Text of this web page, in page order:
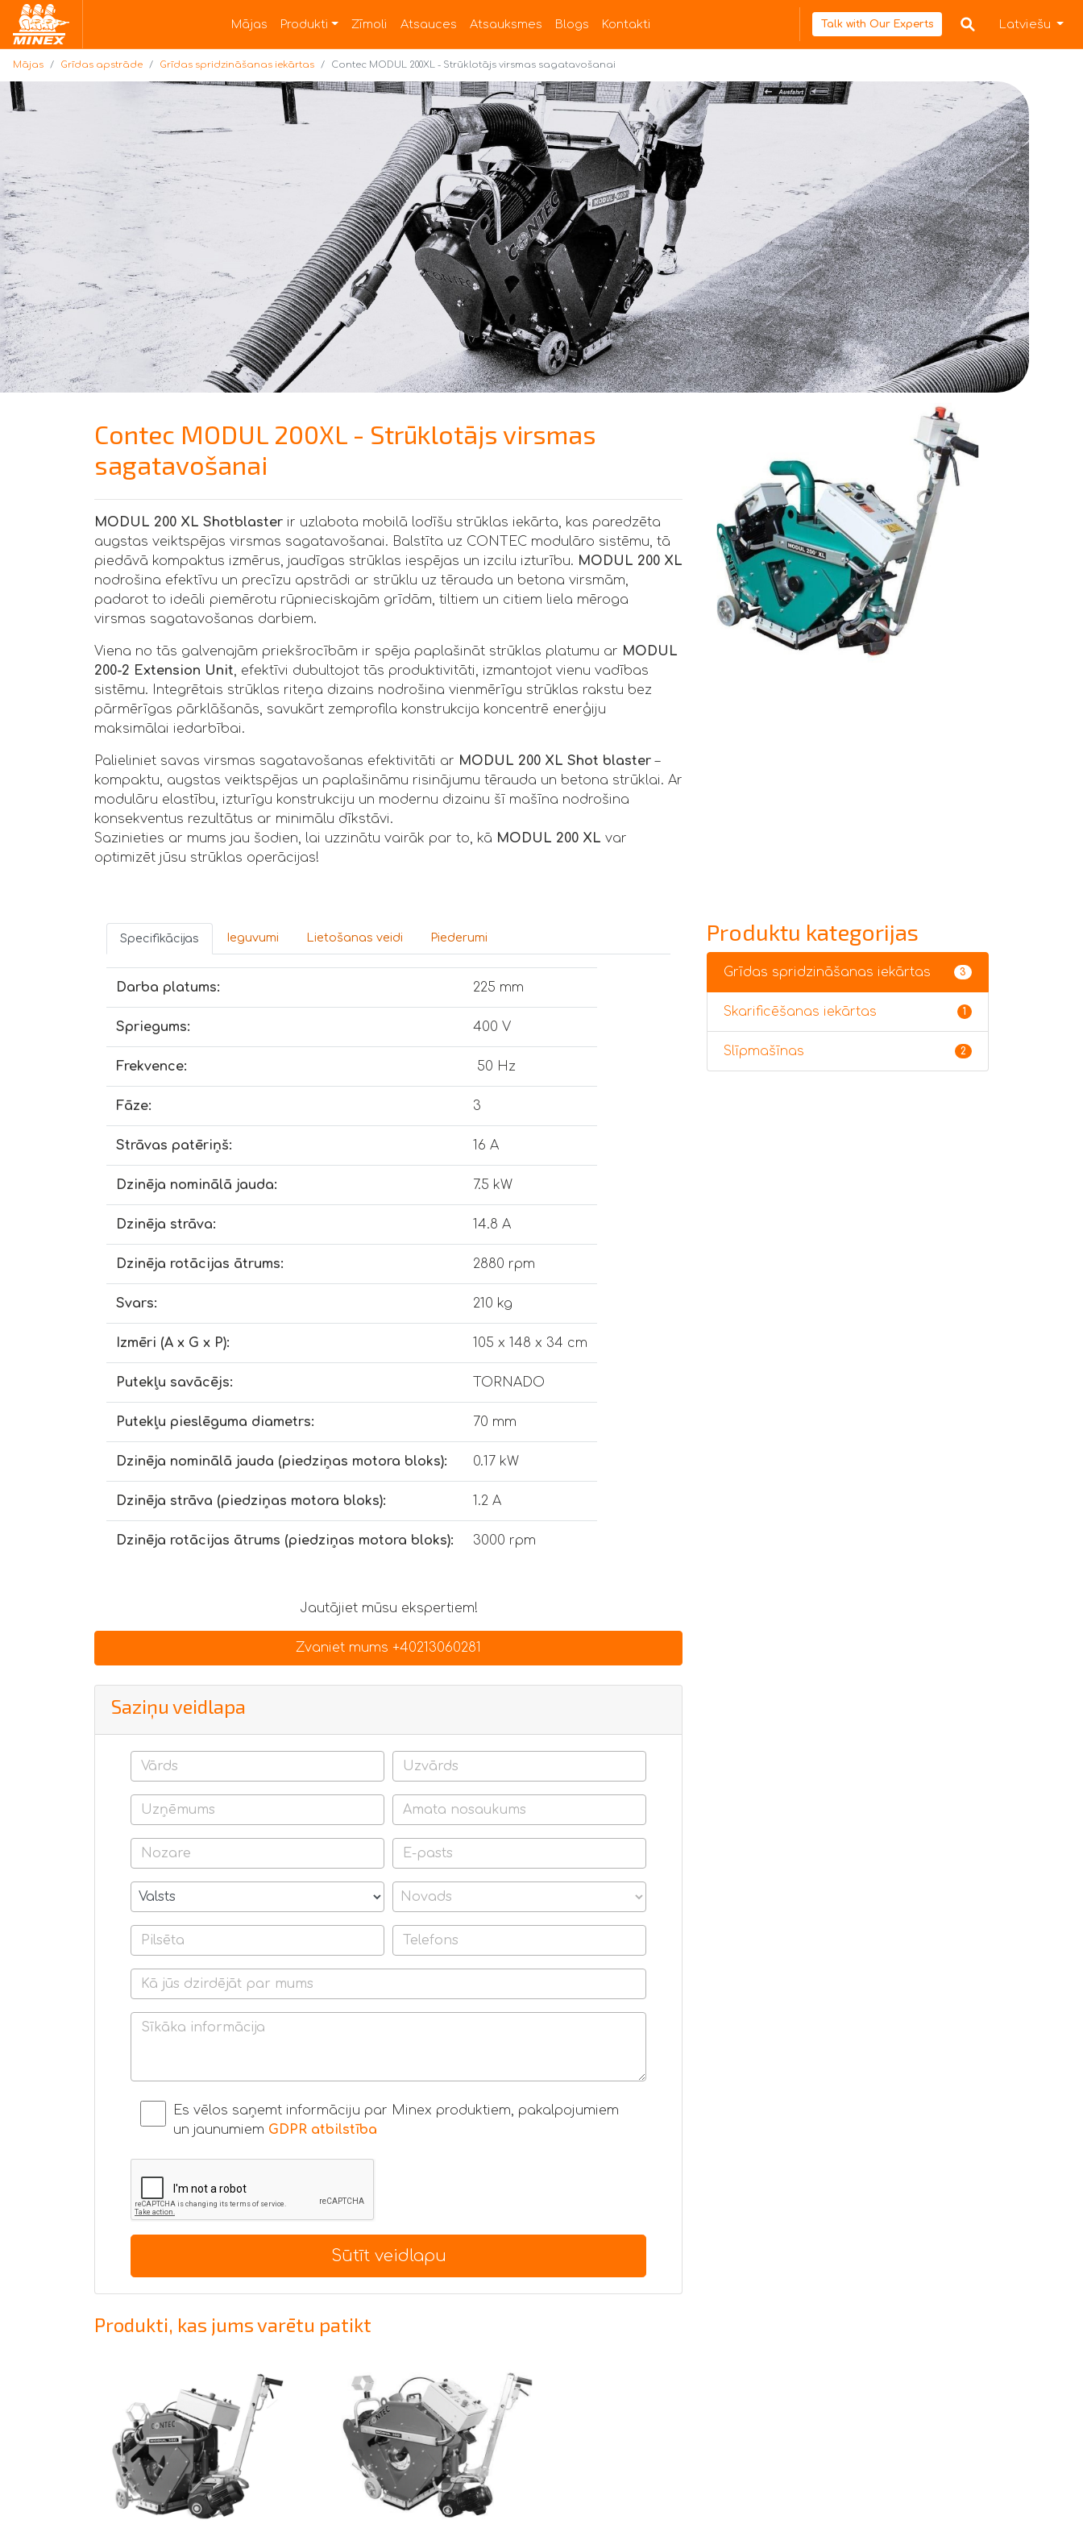
Mājas Produkti Zīmoli Atsauces Atsauksmes Blogs Kontakti Talk with Our Experts Latviešu
Mājas Grīdas apstrāde Grīdas spridzināšanas iekārtas Contec MODUL 200XL - Strūklotājs virsmas sagatavošanai
Contec MODUL 200XL - Strūklotājs virsmas
sagatavošanai
MODUL 200 XL Shotblaster ir uzlabota mobilā lodīšu strūklas iekārta, kas paredzēta
augstas veiktspējas virsmas sagatavošanai. Balstīta uz CONTEC modulāro sistēmu, tā
piedāvā kompaktus izmērus, jaudīgas strūklas iespējas un izcilu izturību. MODUL 200 XL
nodrošina efektīvu un precīzu apstrādi ar strūklu uz tērauda un betona virsmām,
padarot to ideāli piemērotu rūpnieciskajām grīdām, tiltiem un citiem liela mēroga
virsmas sagatavošanas darbiem.
Viena no tās galvenajām priekšrocībām ir spēja paplašināt strūklas platumu ar MODUL
200-2 Extension Unit, efektīvi dubultojot tās produktivitāti, izmantojot vienu vadības
sistēmu. Integrētais strūklas riteņa dizains nodrošina vienmērīgu strūklas rakstu bez
pārmērīgas pārklāšanās, savukārt zemprofila konstrukcija koncentrē enerģiju
maksimālai iedarbībai.
Palieliniet savas virsmas sagatavošanas efektivitāti ar MODUL 200 XL Shot blaster –
kompaktu, augstas veiktspējas un paplašināmu risinājumu tērauda un betona strūklai. Ar
modulāru elastību, izturīgu konstrukciju un modernu dizainu šī mašīna nodrošina
konsekventus rezultātus ar minimālu dīkstāvi.
Sazinieties ar mums jau šodien, lai uzzinātu vairāk par to, kā MODUL 200 XL var
optimizēt jūsu strūklas operācijas!
Specifikācijas Ieguvumi Lietošanas veidi Piederumi
Darba platums: 225 mm
Spriegums: 400 V
Frekvence: 50 Hz
Fāze: 3
Strāvas patēriņš: 16 A
Dzinēja nominālā jauda: 7.5 kW
Dzinēja strāva: 14.8 A
Dzinēja rotācijas ātrums: 2880 rpm
Svars: 210 kg
Izmēri (A x G x P): 105 x 148 x 34 cm
Putekļu savācējs: TORNADO
Putekļu pieslēguma diametrs: 70 mm
Dzinēja nominālā jauda (piedziņas motora bloks): 0.17 kW
Dzinēja strāva (piedziņas motora bloks): 1.2 A
Dzinēja rotācijas ātrums (piedziņas motora bloks): 3000 rpm
Jautājiet mūsu ekspertiem!
Zvaniet mums +40213060281
Saziņu veidlapa
Es vēlos saņemt informāciju par Minex produktiem, pakalpojumiem
un jaunumiem GDPR atbilstība
Sūtīt veidlapu
Produkti, kas jums varētu patikt
Produktu kategorijas
Grīdas spridzināšanas iekārtas 3
Skarificēšanas iekārtas 1
Slīpmašīnas 2